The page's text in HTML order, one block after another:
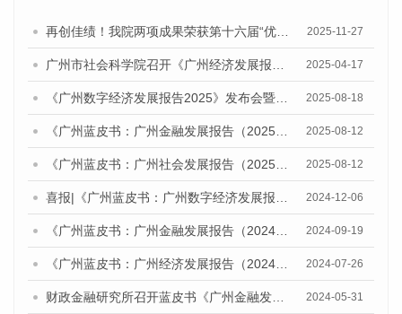
2025-11-27
2025-04-17
2025-08-18
2025-08-12
2025-08-12
2024-12-06
2024-09-19
2024-07-26
2024-05-31